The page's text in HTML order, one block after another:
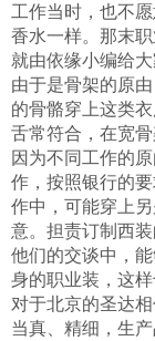
工作当时，也不
香水一样。那末
就由依缘小编给大
由于是骨架的原
的骨骼穿上这类
舌常符合，在宽
因为不同工作的
作，按照银行的
作中，可能穿上
意。担责订制西
他们的交谈中，
身的职业装，这
对于北京的圣达
当真、精细，生